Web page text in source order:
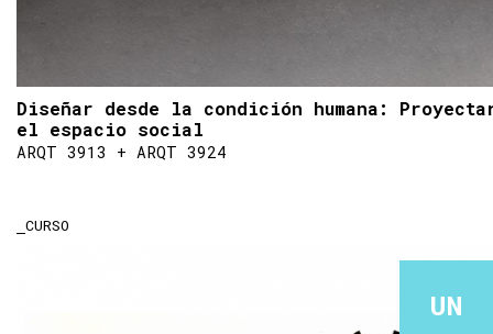
Diseñar desde la condición humana:
el espacio social
ARQT 3913 + ARQT 3924
CURSO
UN